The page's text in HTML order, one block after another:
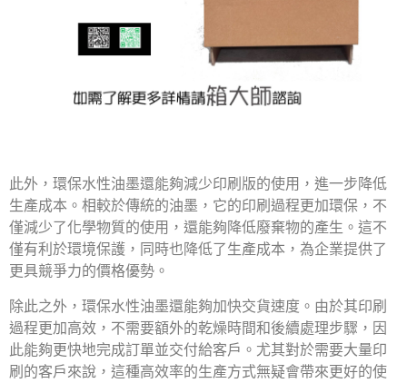
此外，環保水性油墨還能夠減少印刷版的使用，進一步降低
生產成本。相較於傳統的油墨，它的印刷過程更加環保，不
僅減少了化學物質的使用，還能夠降低廢棄物的產生。這不
僅有利於環境保護，同時也降低了生產成本，為企業提供了
更具競爭力的價格優勢。
除此之外，環保水性油墨還能夠加快交貨速度。由於其印刷
過程更加高效，不需要額外的乾燥時間和後續處理步驟，因
此能夠更快地完成訂單並交付給客戶。尤其對於需要大量印
刷的客戶來說，這種高效率的生產方式無疑會帶來更好的使